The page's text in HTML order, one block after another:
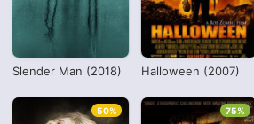
Slender Man (2018) Halloween (2007)
50% 75%